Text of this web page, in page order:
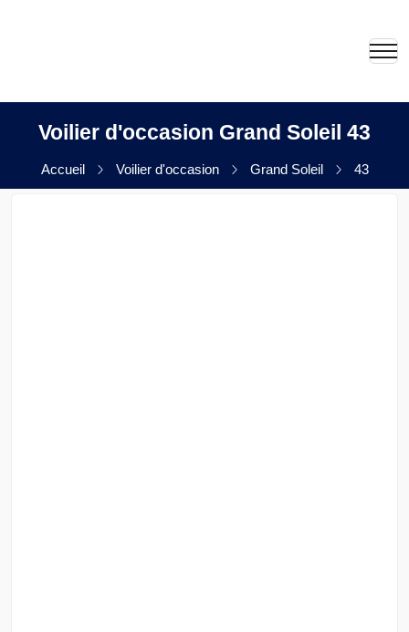
Voilier d'occasion Grand Soleil 43
Accueil Voilier d'occasion Grand Soleil 43